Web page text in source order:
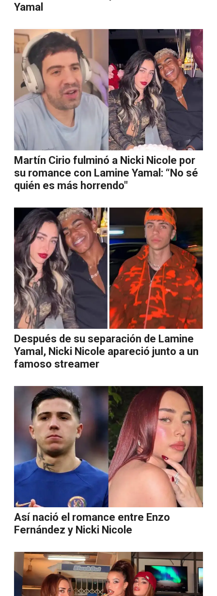
Yamal
Martín Cirio fulminó a Nicki Nicole por
su romance con Lamine Yamal: “No sé
quién es más horrendo"
Después de su separación de Lamine
Yamal, Nicki Nicole apareció junto a un
famoso streamer
Así nació el romance entre Enzo
Fernández y Nicki Nicole